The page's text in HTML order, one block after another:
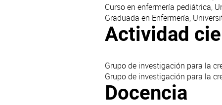
Curso en enfermería pediátrica,
Graduada en Enfermería,
Actividad
Grupo de investigación para la
Grupo de investigación para la
Docencia